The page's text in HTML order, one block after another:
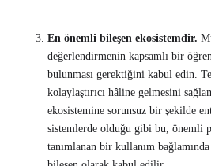
En önemli bileşen ekosistemdir.
değerlendirmenin kapsamlı bir
bulunması gerektiğini kabul edin.
kolaylaştırıcı hâline gelmesini
ekosistemine sorunsuz bir şekilde
sistemlerde olduğu gibi bu, önemli
tanımlanan bir kullanım